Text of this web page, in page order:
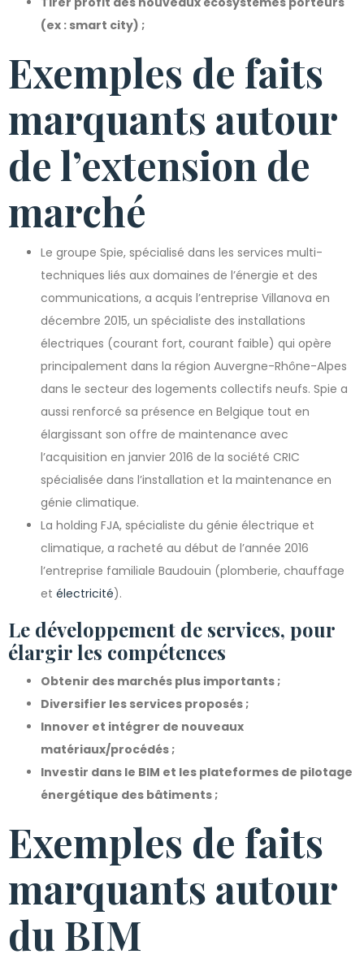
(ex : smart city) ;
Exemples de faits
marquants autour
de l’extension de
marché
Le groupe Spie, spécialisé dans les services multi-
techniques liés aux domaines de l’énergie et des
communications, a acquis l’entreprise Villanova en
décembre 2015, un spécialiste des installations
électriques (courant fort, courant faible) qui opère
principalement dans la région Auvergne-Rhône-Alpes
dans le secteur des logements collectifs neufs. Spie a
aussi renforcé sa présence en Belgique tout en
élargissant son offre de maintenance avec
l’acquisition en janvier 2016 de la société CRIC
spécialisée dans l’installation et la maintenance en
génie climatique.
La holding FJA, spécialiste du génie électrique et
climatique, a racheté au début de l’année 2016
l’entreprise familiale Baudouin (plomberie, chauffage
et électricité).
Le développement de services, pour
élargir les compétences
Obtenir des marchés plus importants ;
Diversifier les services proposés ;
Innover et intégrer de nouveaux
matériaux/procédés ;
Investir dans le BIM et les plateformes de pilotage
énergétique des bâtiments ;
Exemples de faits
marquants autour
du BIM